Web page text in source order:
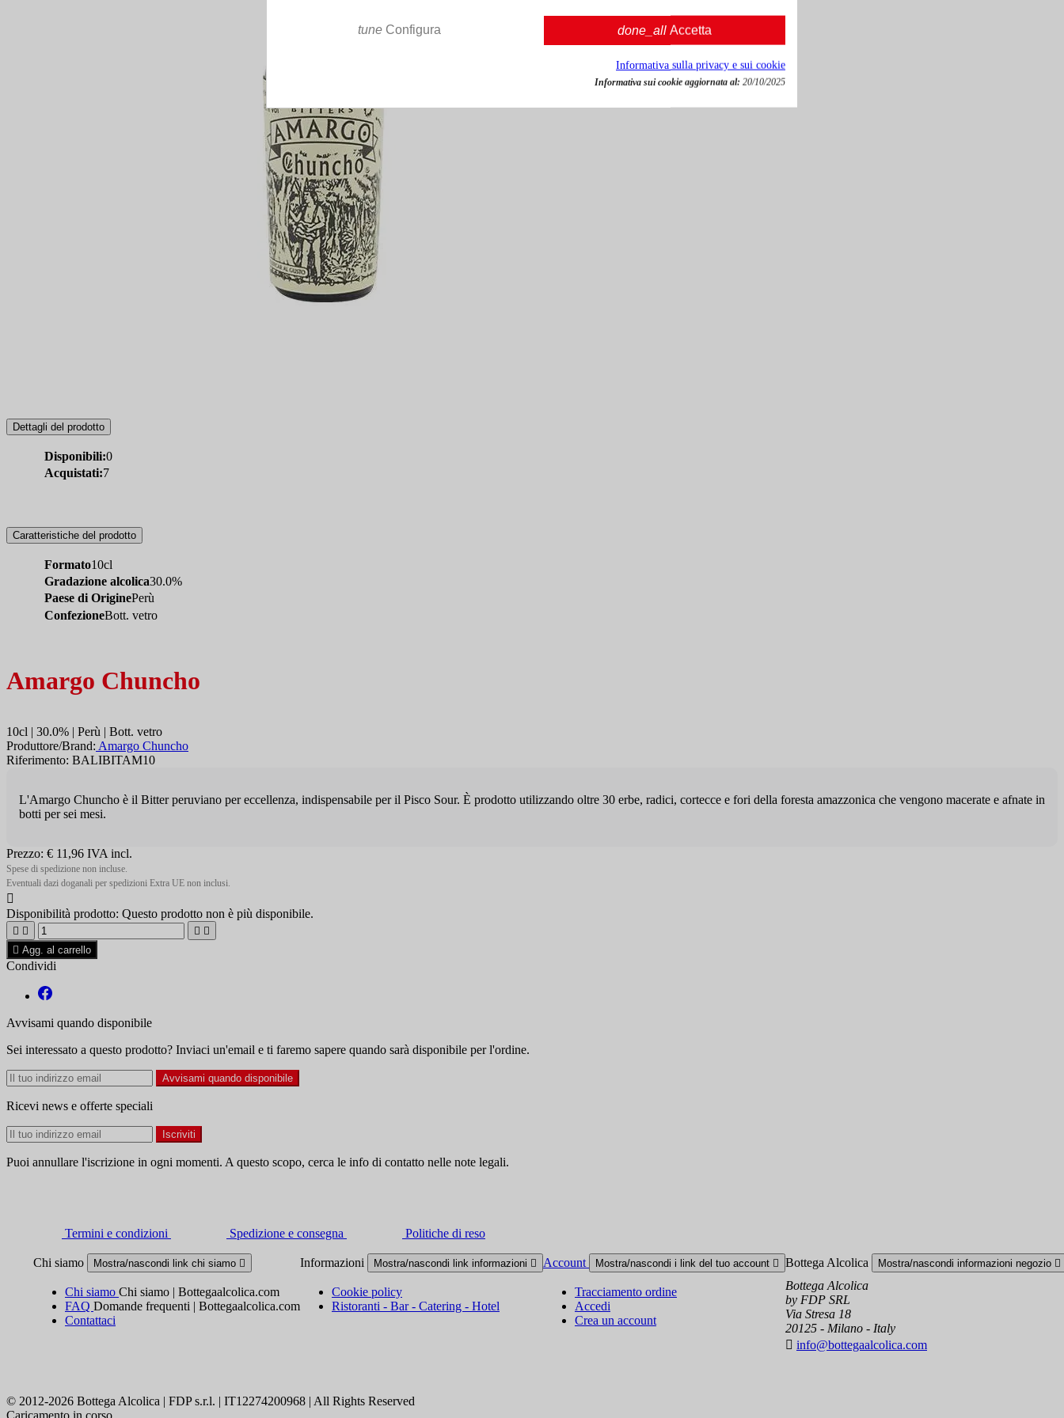
Dettagli del prodotto
Disponibili:0
Acquistati:7
Caratteristiche del prodotto
Formato10cl
Gradazione alcolica30.0%
Paese di OriginePerù
ConfezioneBott. vetro
Amargo Chuncho
10cl | 30.0% | Perù | Bott. vetro
Produttore/Brand: Amargo Chuncho
Riferimento: BALIBITAM10
L'Amargo Chuncho è il Bitter peruviano per eccellenza, indispensabile per il Pisco Sour. È prodotto utilizzando oltre 30 erbe, radici, cortecce e fori della foresta amazzonica che vengono macerate e afnate in
botti per sei mesi.
Prezzo: € 11,96 IVA incl.
Spese di spedizione non incluse.
Eventuali dazi doganali per spedizioni Extra UE non inclusi.

Disponibilità prodotto: Questo prodotto non è più disponibile.
   
 Agg. al carrello
Condividi
Avvisami quando disponibile
Sei interessato a questo prodotto? Inviaci un'email e ti faremo sapere quando sarà disponibile per l'ordine.
Avvisami quando disponibile
Ricevi news e offerte speciali
Puoi annullare l'iscrizione in ogni momenti. A questo scopo, cerca le info di contatto nelle note legali.
Termini e condizioni Spedizione e consegna Politiche di reso
Chi siamo Mostra/nascondi link chi siamo 
Chi siamo Chi siamo | Bottegaalcolica.com
FAQ Domande frequenti | Bottegaalcolica.com
Contattaci
Informazioni Mostra/nascondi link informazioni 
Cookie policy
Ristoranti - Bar - Catering - Hotel
Account Mostra/nascondi i link del tuo account 
Tracciamento ordine
Accedi
Crea un account
Bottega Alcolica Mostra/nascondi informazioni negozio 
Bottega Alcolica
by FDP SRL
Via Stresa 18
20125 - Milano - Italy
 info@bottegaalcolica.com
© 2012-2026 Bottega Alcolica | FDP s.r.l. | IT12274200968 | All Rights Reserved
Caricamento in corso ...
tune Configura done_all Accetta
Informativa sulla privacy e sui cookie
Informativa sui cookie aggiornata al: 20/10/2025